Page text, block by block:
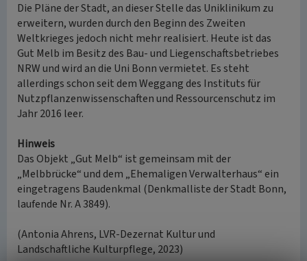
Die Pläne der Stadt, an dieser Stelle das Uniklinikum zu
erweitern, wurden durch den Beginn des Zweiten
Weltkrieges jedoch nicht mehr realisiert. Heute ist das
Gut Melb im Besitz des Bau- und Liegenschaftsbetriebes
NRW und wird an die Uni Bonn vermietet. Es steht
allerdings schon seit dem Weggang des Instituts für
Nutzpflanzenwissenschaften und Ressourcenschutz im
Jahr 2016 leer.
Hinweis
Das Objekt „Gut Melb“ ist gemeinsam mit der
„Melbbrücke“ und dem „Ehemaligen Verwalterhaus“ ein
eingetragens Baudenkmal (Denkmalliste der Stadt Bonn,
laufende Nr. A 3849).
(Antonia Ahrens, LVR-Dezernat Kultur und
Landschaftliche Kulturpflege, 2023)